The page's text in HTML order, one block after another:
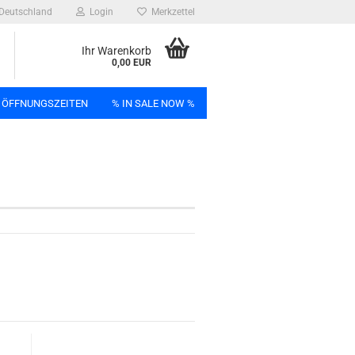
Deutschland Login Merkzettel
Ihr Warenkorb
0,00 EUR
% IN SALE NOW %